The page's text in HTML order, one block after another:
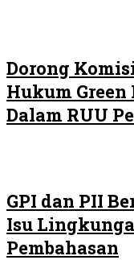
Dorong
Hukum
Dalam RUU
GPI dan PII
Isu
Pembahasan